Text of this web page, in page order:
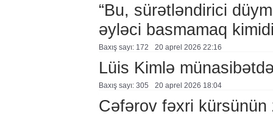
“Bu, sürətləndirici
əyləci basmamaq
Baxış sayı: 172 20 aprel 2026 22:16
Lüis Kimlə
Baxış sayı: 305 20 aprel 2026 18:04
Cəfərov fəxri kürsünün